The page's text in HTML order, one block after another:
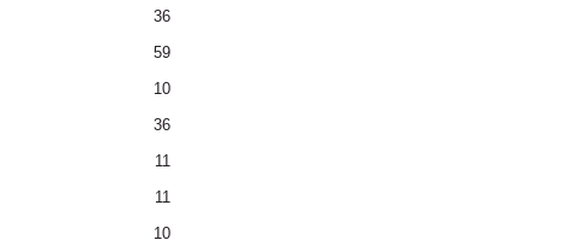
36
59
10
36
11
11
10